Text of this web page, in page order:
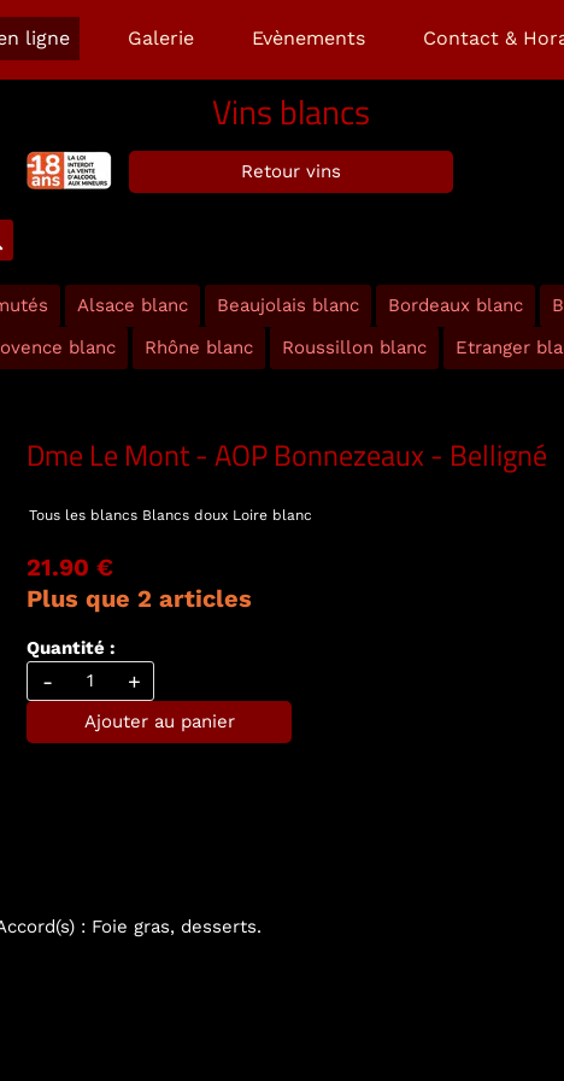
ligne Galerie Evènements Contact &
Vins blancs
Retour vins
Alsace blanc Beaujolais blanc Bordeaux blanc
blanc Rhône blanc Roussillon blanc Etranger
Dme Le Mont - AOP Bonnezeaux - Belligné
Tous les blancs Blancs doux Loire blanc
21.90 €
Plus que 2 articles
Quantité :
- +
Ajouter au panier
: Foie gras, desserts.